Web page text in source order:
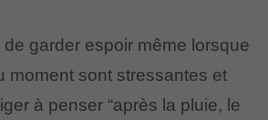
garder espoir même lorsque
moment sont stressantes et
à penser “après la pluie, le